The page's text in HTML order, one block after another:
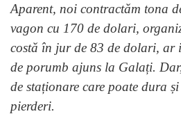
Aparent, noi contractăm tona
vagon cu 170 de dolari,
costă în jur de 83 de dolari, ar
de porumb ajuns la Galați.
de staționare care poate dura
pierderi.